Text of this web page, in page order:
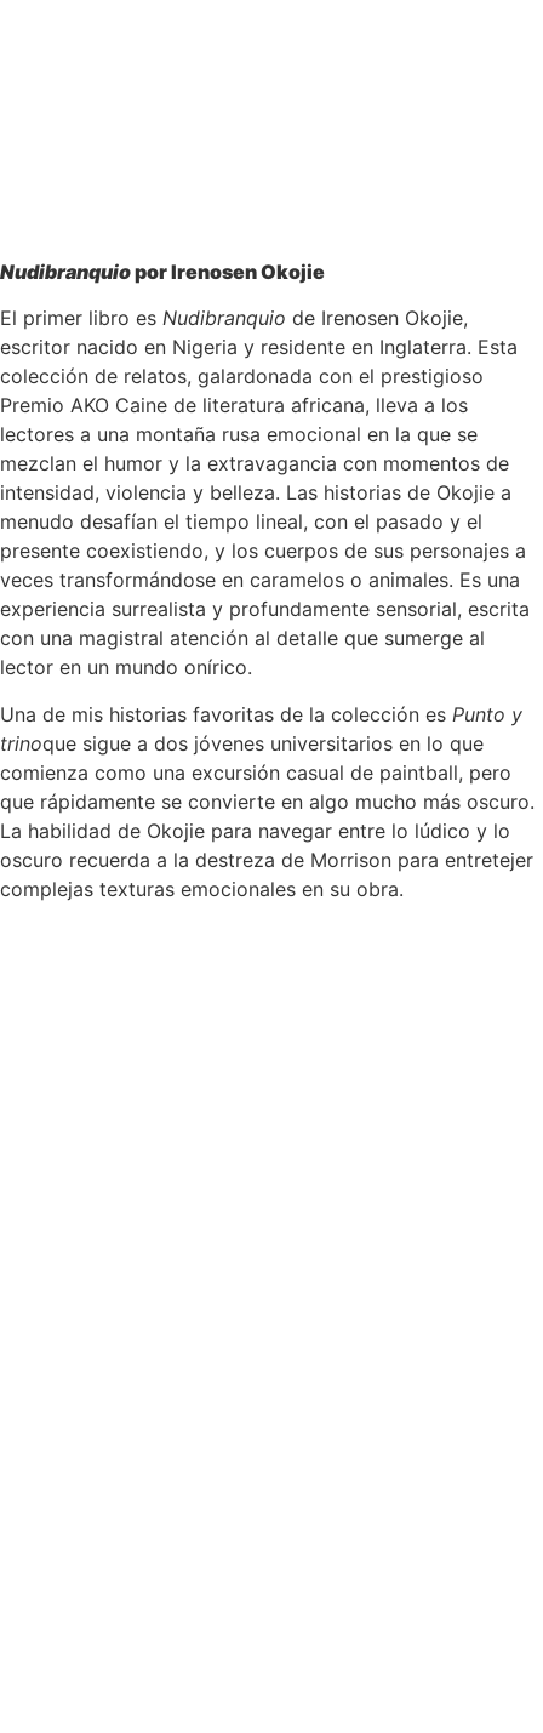
Nudibranquiopor Irenosen Okojie
El primer libro es Nudibranquio de Irenosen Okojie,
escritor nacido en Nigeria y residente en Inglaterra. Esta
colección de relatos, galardonada con el prestigioso
Premio AKO Caine de literatura africana, lleva a los
lectores a una montaña rusa emocional en la que se
mezclan el humor y la extravagancia con momentos de
intensidad, violencia y belleza. Las historias de Okojie a
menudo desafían el tiempo lineal, con el pasado y el
presente coexistiendo, y los cuerpos de sus personajes a
veces transformándose en caramelos o animales. Es una
experiencia surrealista y profundamente sensorial, escrita
con una magistral atención al detalle que sumerge al
lector en un mundo onírico.
Una de mis historias favoritas de la colección es Punto y
trinoque sigue a dos jóvenes universitarios en lo que
comienza como una excursión casual de paintball, pero
que rápidamente se convierte en algo mucho más oscuro.
La habilidad de Okojie para navegar entre lo lúdico y lo
oscuro recuerda a la destreza de Morrison para entretejer
complejas texturas emocionales en su obra.